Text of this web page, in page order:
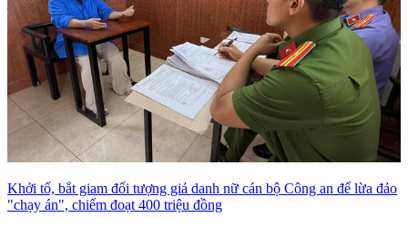
Khởi tố, bắt giam đối tượng giả danh nữ cán bộ Công an để lừa đảo
"chạy án", chiếm đoạt 400 triệu đồng